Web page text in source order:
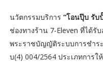
นวัตกรรมบริการ “โอนปุ๊บ รับ
ช่องทางร้าน 7-Eleven ที่ได้รั
พระราชบัญญัติระบบการชำร
บ(4) 004/2564 ประเภทการใ